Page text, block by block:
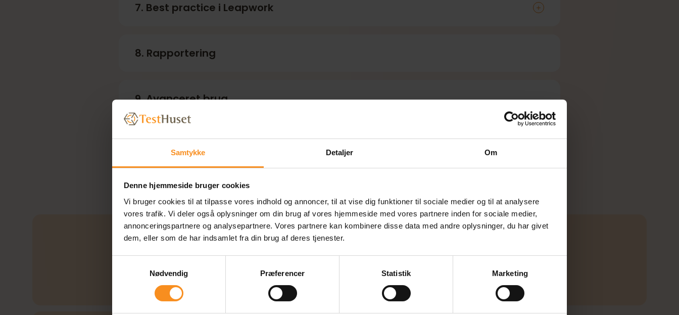
Samtykke Detaljer Om
Denne hjemmeside bruger cookies
Vi bruger cookies til at tilpasse vores indhold og annoncer, til at vise dig funktioner til sociale medier og til at analysere
vores trafik. Vi deler også oplysninger om din brug af vores hjemmeside med vores partnere inden for sociale medier,
annonceringspartnere og analysepartnere. Vores partnere kan kombinere disse data med andre oplysninger, du har givet
dem, eller som de har indsamlet fra din brug af deres tjenester.
Nødvendig
Præferencer Statistik Marketing
7. Best practice i Leapwork
Vedligeholdelse
8. Rapportering
9. Avanceret brug